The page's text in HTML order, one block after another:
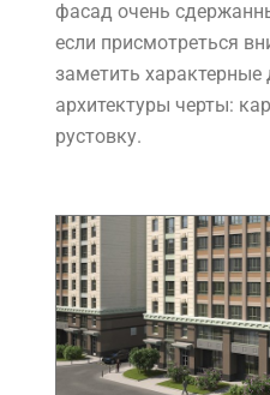
фасад очень
если присмотреться
заметить характерные
архитектуры черты:
рустовку.